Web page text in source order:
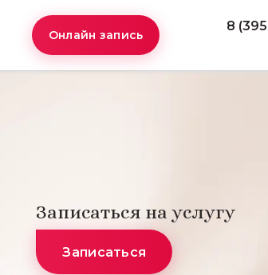
Онлайн запись
8
Записаться на услугу
Записаться